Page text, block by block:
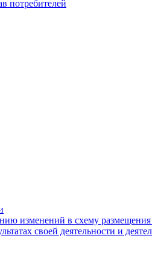
потребителей
изменений в схему
своей деятельности и